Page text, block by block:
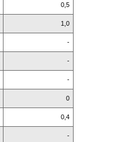
0,5
1,0
-
-
-
0
0,4
-